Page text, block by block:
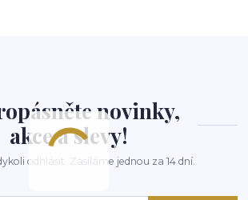
novinky,
akce a slevy!
odhlásit. Zasíláme jednou za 14 dní.